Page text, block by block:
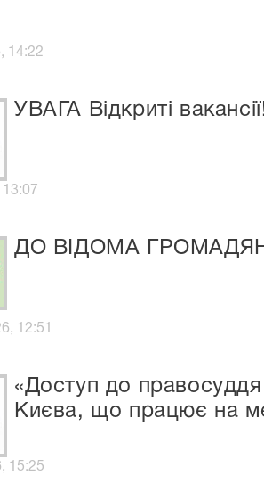
14:22
УВАГА Відкриті
13:07
ДО ВІДОМА
12:51
«Доступ до
Києва, що працює на
15:25